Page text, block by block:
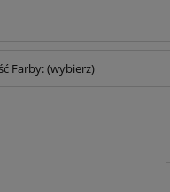
Farby: (wybierz)